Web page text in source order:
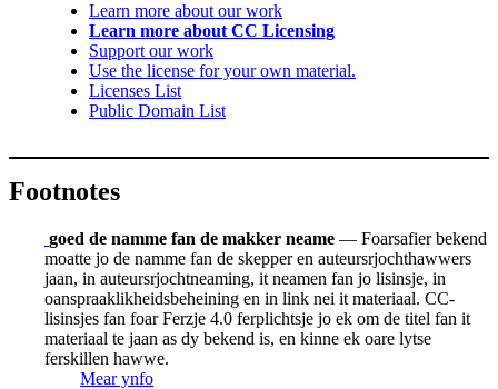
Learn more about our work
Learn more about CC Licensing
Support our work
Use the license for your own material.
Licenses List
Public Domain List
Footnotes
goed de namme fan de makker neame — Foarsafier bekend
moatte jo de namme fan de skepper en auteursrjochthawwers
jaan, in auteursrjochtneaming, it neamen fan jo lisinsje, in
oanspraaklikheidsbeheining en in link nei it materiaal. CC-
lisinsjes fan foar Ferzje 4.0 ferplichtsje jo ek om de titel fan it
materiaal te jaan as dy bekend is, en kinne ek oare lytse
ferskillen hawwe.
Mear ynfo